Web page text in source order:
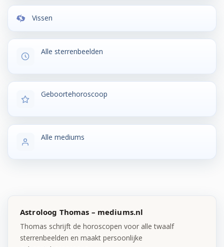
Vissen
Alle sterrenbeelden
Geboortehoroscoop
Alle mediums
Astroloog Thomas – mediums.nl
Thomas schrijft de horoscopen voor alle twaalf
sterrenbeelden en maakt persoonlijke